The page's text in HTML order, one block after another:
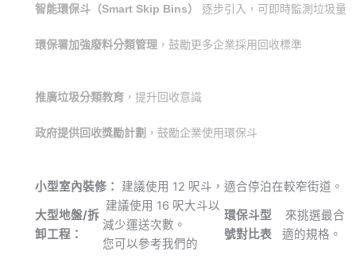
智能環保斗（Smart Skip Bins） 逐步引入，可即時監測垃圾量
環保署加強廢料分類管理，鼓勵更多企業採用回收標準
推廣垃圾分類教育，提升回收意識
政府提供回收獎勵計劃 ，鼓勵企業使用環保斗
小型室內裝修：
建議使用 12 呎斗，適合停泊在較窄街道。
大型地盤/拆
卸工程：
建議使用 16 呎大斗以
減少運送次數。
您可以參考我們的
環保斗型
號對比表
來挑選最合
適的規格。